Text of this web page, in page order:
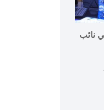
نائب